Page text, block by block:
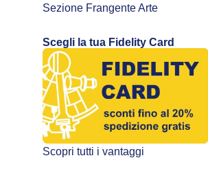
Sezione Frangente Arte
Scegli la tua Fidelity Card
Scopri tutti i vantaggi